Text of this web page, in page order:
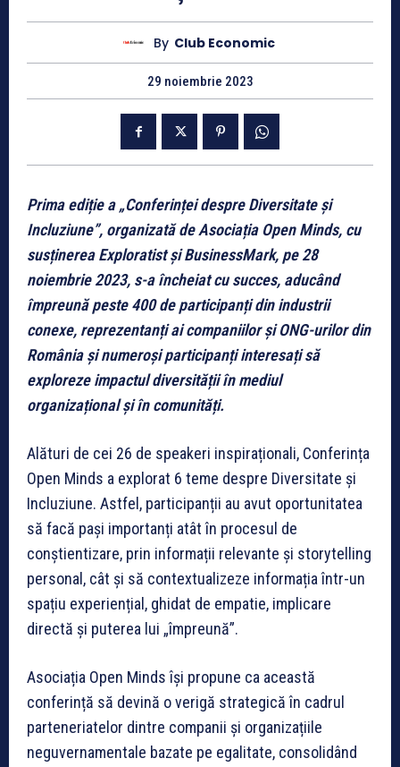
By Club Economic
29 noiembrie 2023
Prima ediție a „Conferinței despre Diversitate și
Incluziune”, organizată de Asociația Open Minds, cu
susținerea Exploratist și BusinessMark, pe 28
noiembrie 2023, s-a încheiat cu succes, aducând
împreună peste 400 de participanți din industrii
conexe, reprezentanți ai companiilor și ONG-urilor din
România și numeroși participanți interesați să
exploreze impactul diversității în mediul
organizațional și în comunități.
Alături de cei 26 de speakeri inspiraționali, Conferința
Open Minds a explorat 6 teme despre Diversitate și
Incluziune. Astfel, participanții au avut oportunitatea
să facă pași importanți atât în procesul de
conștientizare, prin informații relevante și storytelling
personal, cât și să contextualizeze informația într-un
spațiu experiențial, ghidat de empatie, implicare
directă și puterea lui „împreună”.
Asociația Open Minds își propune ca această
conferință să devină o verigă strategică în cadrul
parteneriatelor dintre companii și organizațiile
neguvernamentale bazate pe egalitate, consolidând